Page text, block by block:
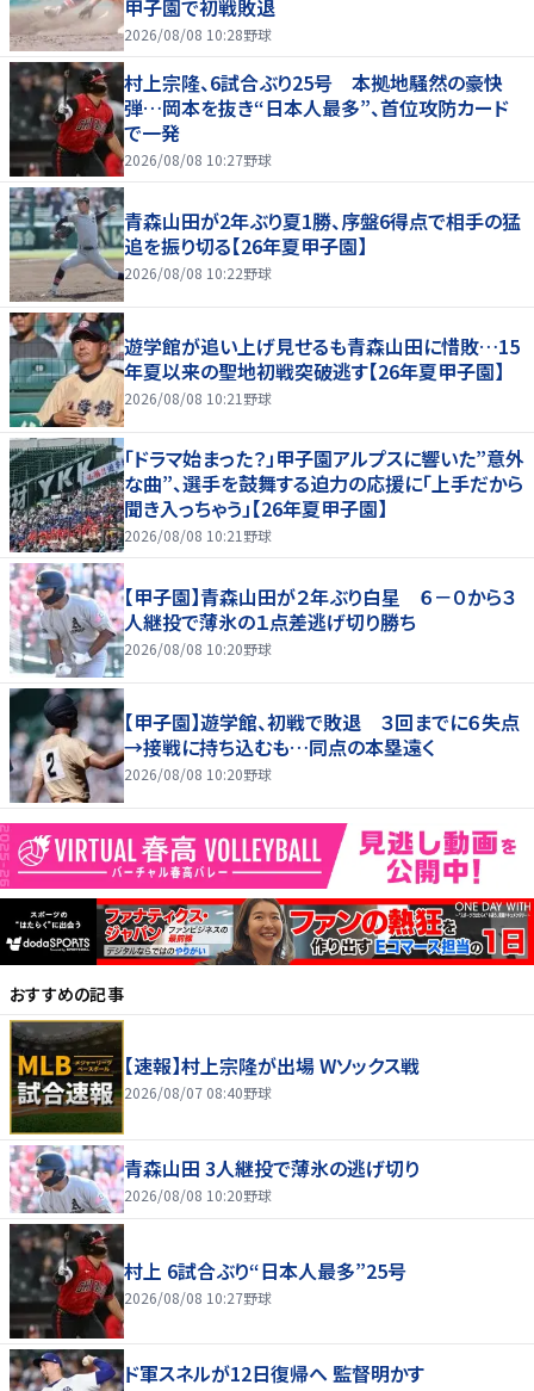
甲子園で初戦敗退
2026/08/08 10:28野球
村上宗隆、6試合ぶり25号 本拠地騒然の豪快
弾…岡本を抜き“日本人最多”、首位攻防カード
で一発
2026/08/08 10:27野球
青森山田が2年ぶり夏1勝、序盤6得点で相手の猛
追を振り切る【26年夏甲子園】
2026/08/08 10:22野球
遊学館が追い上げ見せるも青森山田に惜敗…15
年夏以来の聖地初戦突破逃す【26年夏甲子園】
2026/08/08 10:21 野球
「ドラマ始まった？」甲子園アルプスに響いた”意外
な曲”、選手を鼓舞する迫力の応援に「上手だから
聞き入っちゃう」【26年夏甲子園】
2026/08/08 10:21 野球
【甲子園】青森山田が２年ぶり白星 ６－０から３
人継投で薄氷の１点差逃げ切り勝ち
2026/08/08 10:20野球
【甲子園】遊学館、初戦で敗退 ３回までに６失点
→接戦に持ち込むも…同点の本塁遠く
2026/08/08 10:20野球
おすすめの記事
【速報】村上宗隆が出場 Wソックス戦
2026/08/07 08:40野球
青森山田 3人継投で薄氷の逃げ切り
2026/08/08 10:20野球
村上 6試合ぶり“日本人最多”25号
2026/08/08 10:27野球
ド軍スネルが12日復帰へ 監督明かす